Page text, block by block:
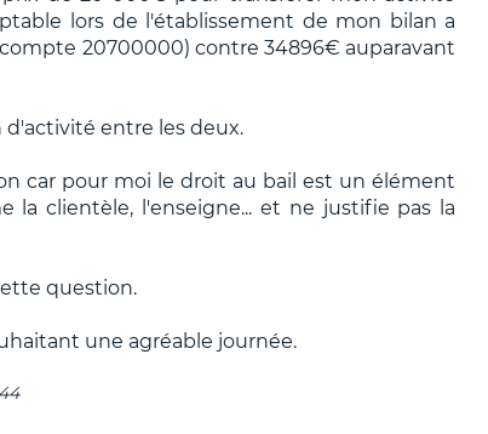
lors de l'établissement de mon bilan a
20700000) contre 34896€ auparavant
entre les deux.
car pour moi le droit au bail est un élément
clientèle, l'enseigne... et ne justifie pas la
question.
une agréable journée.